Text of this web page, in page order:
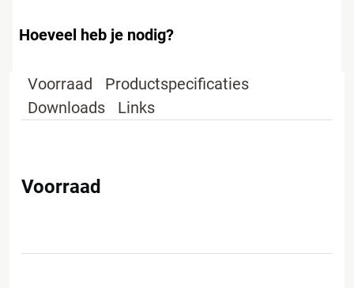
Hoeveel heb je nodig?
Voorraad
Productspecificaties
Downloads
Links
Voorraad